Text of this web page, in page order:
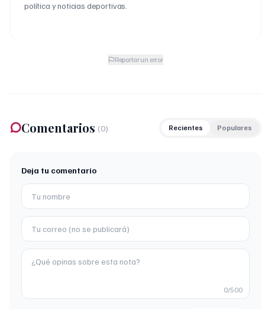
política y noticias deportivas.
Reportar un error
Comentarios (0) Recientes Populares
Deja tu comentario
0/500